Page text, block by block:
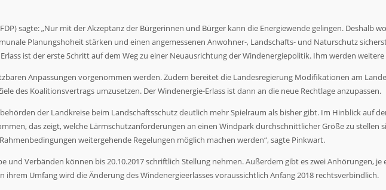
sagte: „Nur mit der Akzeptanz der Bürgerinnen und Bürger kann die Energiewende gelingen. Deshalb
Planungshoheit stärken und einen angemessenen Anwohner-, Landschafts- und Naturschutz
ist der erste Schritt auf dem Weg zu einer Neuausrichtung der Windenergiepolitik. Ihm werden weitere
Anpassungen vorgenommen werden. Zudem bereitet die Landesregierung Modifikationen am
des Koalitionsvertrags umzusetzen. Der Windenergie-Erlass ist dann an die neue Rechtlage anzupassen.
der Landkreise beim Landschaftsschutz deutlich mehr Spielraum als bisher gibt. Im Hinblick auf
das zeigt, welche Lärmschutzanforderungen an einen Windpark durchschnittlicher Größe zu stellen
weitergehende Regelungen möglich machen werden“, sagte Pinkwart.
Verbänden können bis 20.10.2017 schriftlich Stellung nehmen. Außerdem gibt es zwei Anhörungen,
Umfang wird die Änderung des Windenergieerlasses voraussichtlich Anfang 2018 rechtsverbindlich.